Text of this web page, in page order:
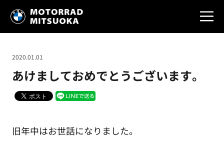
あけましておめでとうございます。
2020.01.01
旧年中はお世話になりました。